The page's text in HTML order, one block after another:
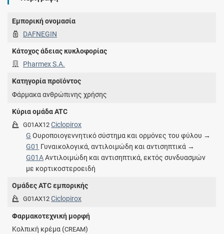
Εμπορική ονομασία
DAFNEGIN
Κάτοχος άδειας κυκλοφορίας
Pharmex S.A.
Κατηγορία προϊόντος
Φάρμακα ανθρώπινης χρήσης
Κύρια ομάδα ATC
G01AX12 Ciclopirox
G Ουροποιογεννητικό σύστημα και ορμόνες του φύλου →
G01 Γυναικολογικά, αντιλοιμώδη και αντισηπτικά →
G01AΑντιλοιμώδη και αντισηπτικά, εκτός συνδυασμών
με κορτικοστεροειδή
Ομάδες ATC εμπορικής
G01AX12 Ciclopirox
Φαρμακοτεχνική μορφή
Κολπική κρέμα (CREAM)